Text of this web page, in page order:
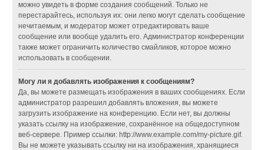
можно увидеть в форме создания сообщений. Только не
перестарайтесь, используя их: они легко могут сделать сообщение
нечитаемым, и модератор может отредактировать ваше
сообщение или вообще удалить его. Администратор конференции
также может ограничить количество смайликов, которое можно
использовать в сообщении.
Могу ли я добавлять изображения к сообщениям?
Да, вы можете размещать изображения в ваших сообщениях. Если
администратор разрешил добавлять вложения, вы можете
загрузить изображение на конференцию. Если нет, вы должны
указать ссылку на изображение, сохранённое на общедоступном
веб-сервере. Пример ссылки: http://www.example.com/my-picture.gif.
Вы не можете указывать ссылку ни на изображения, хранящиеся